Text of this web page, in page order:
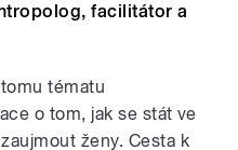
facilitátor a
tématu
o tom, jak se stát ve
ženy. Cesta k